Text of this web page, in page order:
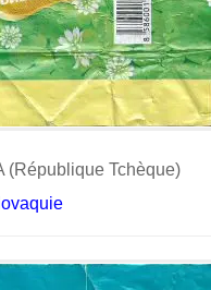
(République Tchèque)